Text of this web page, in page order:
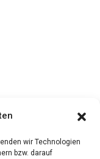
wir Technologien
bzw. darauf